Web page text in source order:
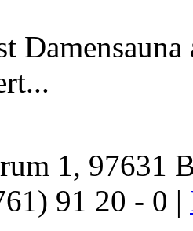
1, 97631
91 20 - 0 |